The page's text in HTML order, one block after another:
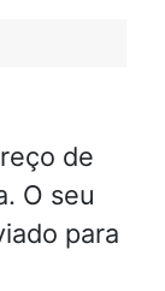
de
O seu
para